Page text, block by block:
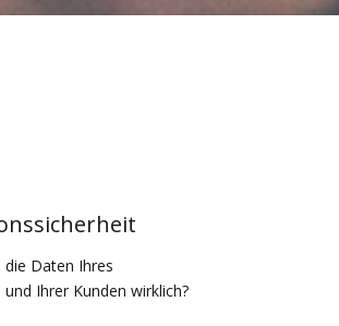
die Daten Ihres
Ihrer Kunden wirklich?